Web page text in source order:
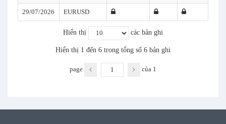
29/07/2026 EURUSD
Hiển thị các bản ghi
Hiển thị 1 đến 6 trong tổng số 6 bản ghi
page của 1